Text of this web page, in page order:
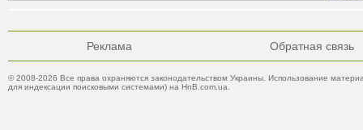
Реклама Обратная связь
© 2008-2026 Все права охраняются законодательством Украины. Использование
для индексации поисковыми системами) на HnB.com.ua.